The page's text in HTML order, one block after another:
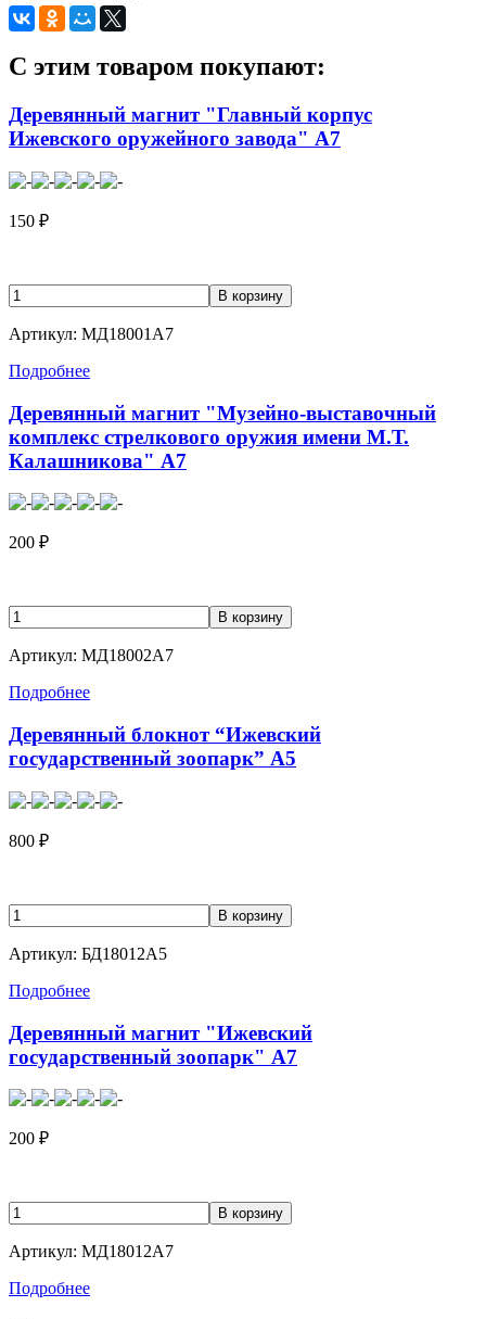
C этим товаром покупают:
Деревянный магнит "Главный корпус
Ижевского оружейного завода" А7
150 ₽
Артикул: МД18001А7
Подробнее
Деревянный магнит "Музейно-выставочный
комплекс стрелкового оружия имени М.Т.
Калашникова" А7
200 ₽
Артикул: МД18002А7
Подробнее
Деревянный блокнот “Ижевский
государственный зоопарк” А5
800 ₽
Артикул: БД18012А5
Подробнее
Деревянный магнит "Ижевский
государственный зоопарк" А7
200 ₽
Артикул: МД18012А7
Подробнее